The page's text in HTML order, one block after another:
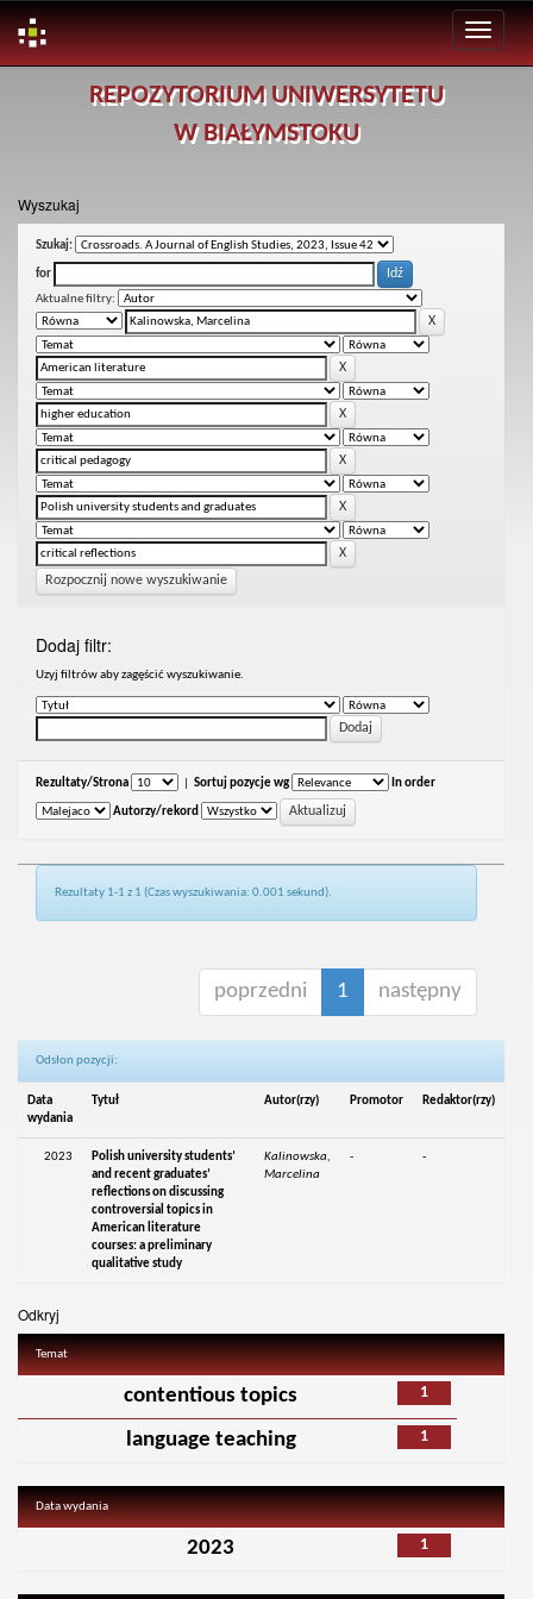
REPOZYTORIUM UNIWERSYTETU
W BIAŁYMSTOKU
Wyszukaj
Szukaj:
for
Aktualne filtry:
Rozpocznij nowe wyszukiwanie
Dodaj filtr:
Uzyj filtrów aby zagęścić wyszukiwanie.
Rezultaty/Strona Sortuj pozycje wg In order
Autorzy/rekord
Rezultaty 1-1 z 1 (Czas wyszukiwania: 0.001 sekund).
poprzedni 1 następny
Odsłon pozycji:
Data
wydania
Tytuł Autor(rzy) Promotor Redaktor(rzy)
2023
Polish university students’
and recent graduates’
reflections on discussing
controversial topics in
American literature
courses: a preliminary
qualitative study
Kalinowska,
Marcelina
- -
Odkryj
Temat
1
contentious topics
1
language teaching
Data wydania
1
2023